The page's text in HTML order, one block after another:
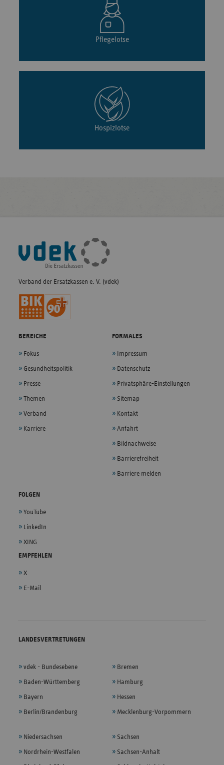
Pflegelotse
Hospizlotse
Fußleisten-
Navigation
Verband der Ersatzkassen e. V. (vdek)
BEREICHE
Fokus
Gesundheitspolitik
Presse
Themen
Verband
Karriere
FORMALES
Impressum
Datenschutz
Privatsphäre-Einstellungen
Sitemap
Kontakt
Anfahrt
Bildnachweise
Barrierefreiheit
Barriere melden
FOLGEN
YouTube
LinkedIn
XING
EMPFEHLEN
X
E-Mail
LANDESVERTRETUNGEN
vdek - Bundesebene
Baden-Württemberg
Bayern
Berlin/Brandenburg
Bremen
Hamburg
Hessen
Mecklenburg-Vorpommern
Niedersachsen
Nordrhein-Westfalen
Sachsen
Sachsen-Anhalt